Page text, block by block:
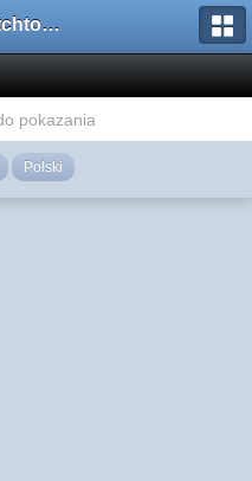
Forum Watchtower
pokazania
Polski